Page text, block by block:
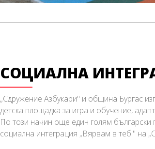
СОЦИАЛНА
„Сдружение Азбукари" и община Бургас
детска площадка за игра и обучение,
По този начин още един голям
социална интеграция „Вярвам в теб!" на